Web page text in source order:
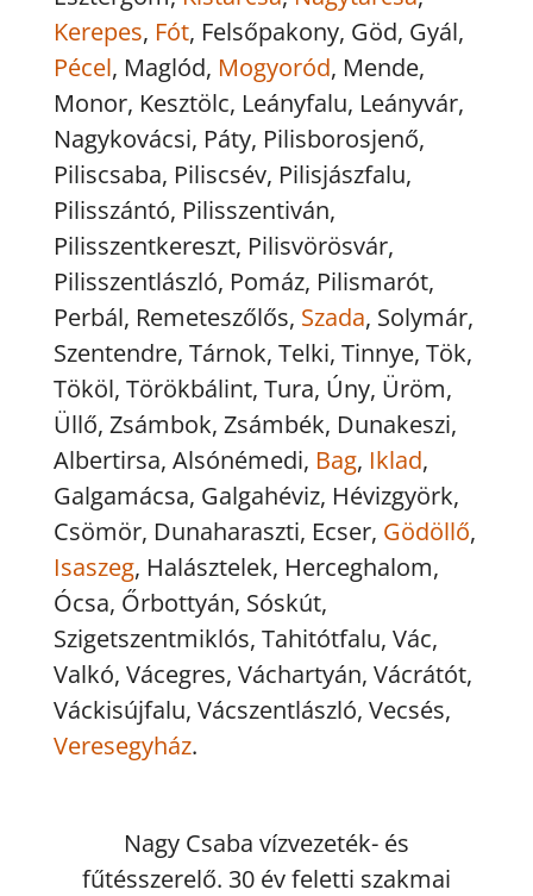
Kerepes, Fót, Felsőpakony, Göd, Gyál,
Pécel, Maglód, Mogyoród, Mende,
Monor, Kesztölc, Leányfalu, Leányvár,
Nagykovácsi, Páty, Pilisborosjenő,
Piliscsaba, Piliscsév, Pilisjászfalu,
Pilisszántó, Pilisszentiván,
Pilisszentkereszt, Pilisvörösvár,
Pilisszentlászló, Pomáz, Pilismarót,
Perbál, Remeteszőlős, Szada, Solymár,
Szentendre, Tárnok, Telki, Tinnye, Tök,
Tököl, Törökbálint, Tura, Úny, Üröm,
Üllő, Zsámbok, Zsámbék, Dunakeszi,
Albertirsa, Alsónémedi, Bag, Iklad,
Galgamácsa, Galgahéviz, Hévizgyörk,
Csömör, Dunaharaszti, Ecser, Gödöllő,
Isaszeg, Halásztelek, Herceghalom,
Ócsa, Őrbottyán, Sóskút,
Szigetszentmiklós, Tahitótfalu, Vác,
Valkó, Vácegres, Váchartyán, Vácrátót,
Váckisújfalu, Vácszentlászló, Vecsés,
Veresegyház.
Nagy Csaba vízvezeték- és
fűtésszerelő. 30 év feletti szakmai